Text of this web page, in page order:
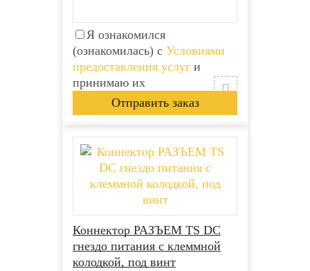
Я ознакомился
(ознакомилась) с Условиями
предоставления услуг и
принимаю их
Коннектор РАЗЪЕМ TS DC
гнездо питания с клеммной
колодкой, под винт